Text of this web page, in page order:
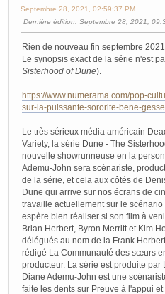
Septembre 28, 2021, 02:59:37 PM
Dernière édition: Septembre 28, 2021,
Rien de nouveau fin septembre
Le synopsis exact de la série n'est
Sisterhood of Dune).
https://www.numerama.com/pop-
sur-la-puissante-sororite-bene-
Le très sérieux média américain
Variety, la série Dune - The
nouvelle showrunneuse en la
Ademu-John sera scénariste,
de la série, et cela aux côtés de
Dune qui arrive sur nos écrans de
travaille actuellement sur le
espère bien réaliser si son film à
Brian Herbert, Byron Merritt et Kim
délégués au nom de la Frank
rédigé La Communauté des sœurs
producteur. La série est produite par
Diane Ademu-John est une
faite les dents sur Preuve à l'appui